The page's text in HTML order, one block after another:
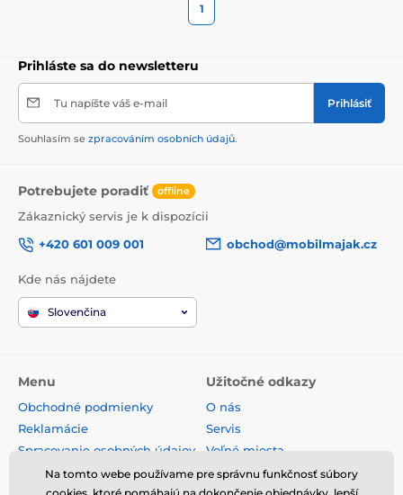
1
Prihláste sa do newsletteru
Tu napíšte váš e-mail Prihlásiť
Souhlasím se zpracováním osobních údajů.
Potrebujete poradiť offline
Zákaznický servis je k dispozícii
+420 601 009 001
obchod@mobilmajak.cz
Kde nás nájdete
Slovenčina
Menu
Obchodné podmienky
Reklamácie
Spracovanie osobných údajov
Doprava a platba
Užitočné odkazy
O nás
Servis
Voľné miesta
Kontakt
Na tomto webe používame pre správnu funkčnosť súbory